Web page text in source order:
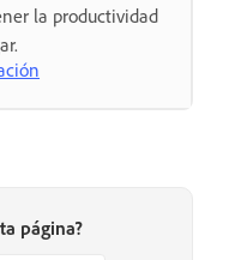
la productividad
página?